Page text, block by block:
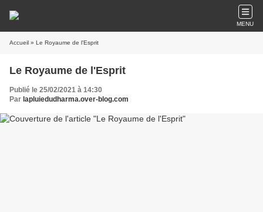
MENU
Accueil » Le Royaume de l'Esprit
Le Royaume de l'Esprit
Publié le 25/02/2021 à 14:30
Par lapluiedudharma.over-blog.com